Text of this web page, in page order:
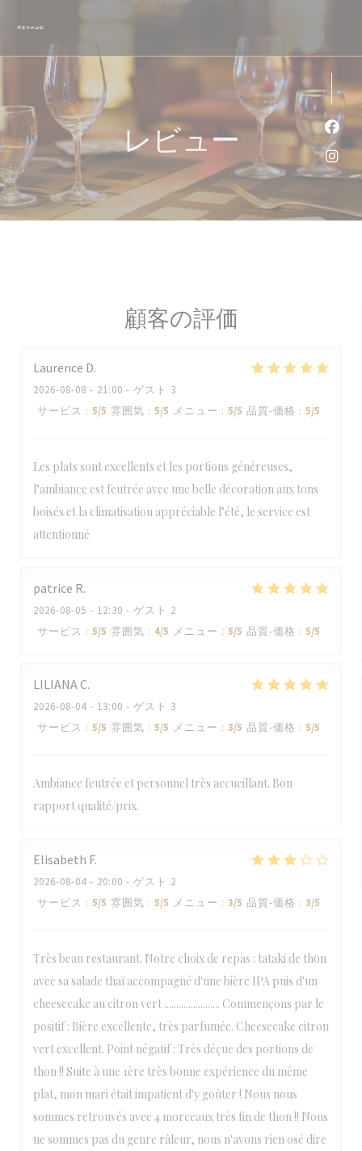
レビュー
顧客の評価
Laurence D
2026-08-08 - 21:00 - ゲスト 3
サービス : 5/5 雰囲気 : 5/5 メニュー : 5/5 品質-価格 : 5/5
Les plats sont excellents et les portions généreuses,
l’ambiance est feutrée avec une belle décoration aux tons
boisés et la climatisation appréciable l’été, le service est
attentionné
patrice R
2026-08-05 - 12:30 - ゲスト 2
サービス : 5/5 雰囲気 : 4/5 メニュー : 5/5 品質-価格 : 5/5
LILIANAC
2026-08-04 - 13:00 - ゲスト 3
サービス : 5/5 雰囲気 : 5/5 メニュー : 3/5 品質-価格 : 5/5
Ambiance feutrée et personnel très accueillant. Bon
rapport qualité/prix.
Elisabeth F
2026-08-04 - 20:00 - ゲスト 2
サービス : 5/5 雰囲気 : 5/5 メニュー : 3/5 品質-価格 : 3/5
Très beau restaurant. Notre choix de repas : tataki de thon
avec sa salade thaï accompagné d'une bière IPA puis d'un
cheesecake au citron vert ....................... Commençons par le
positif : Bière excellente, très parfumée. Cheesecake citron
vert excellent. Point négatif : Très déçue des portions de
thon !! Suite à une 1ère très bonne expérience du même
plat, mon mari était impatient d'y goûter ! Nous nous
sommes retrouvés avec 4 morceaux très fin de thon !! Nous
ne sommes pas du genre râleur, nous n'avons rien osé dire